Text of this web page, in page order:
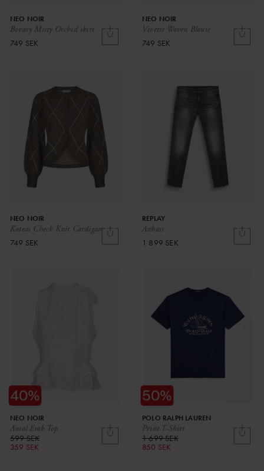
Bovary Misty Orchid skirt
NEO NOIR
749 SEK
Vivette Woven Blouse
NEO NOIR
749 SEK
Koteas Check Knit Cardigan
NEO NOIR
749 SEK
Anbass
REPLAY
1 899 SEK
Ansol Emb Top
NEO NOIR
599 SEK
359 SEK
Print T-Shirt
POLO RALPH LAUREN
1 699 SEK
850 SEK